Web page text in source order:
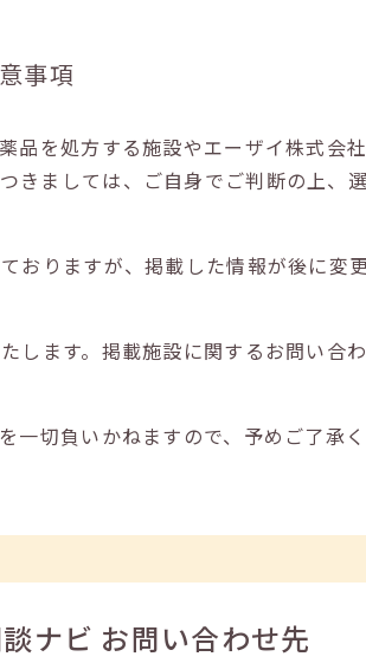
事項
品を処方する施設やエーザイ株式会
きましては、ご自身でご判断の上、
おりますが、掲載した情報が後に変
します。掲載施設に関するお問い合
切負いかねますので、予めご了承く
ナビ お問い合わせ先